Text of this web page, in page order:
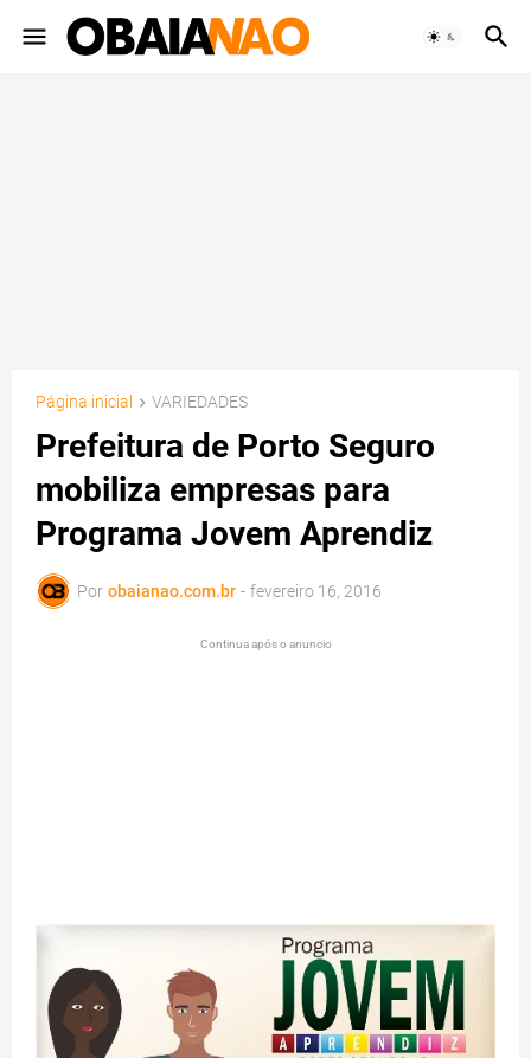
Página inicial VARIEDADES
Prefeitura de Porto Seguro
mobiliza empresas para
Programa Jovem Aprendiz
Por obaianao.com.br - fevereiro 16, 2016
Continua após o anuncio